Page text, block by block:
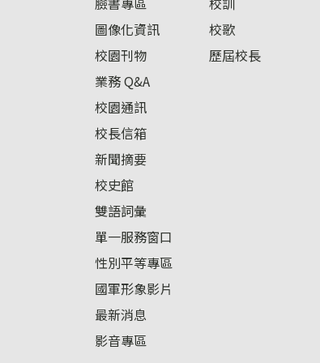
圖像化資訊
校園刊物
業務 Q&A
校園通訊
校長信箱
新聞摘要
校史館
雙語詞彙
單一服務窗口
性別平等專區
國軍形象影片
最新消息
影音專區
校歌
歷屆校長